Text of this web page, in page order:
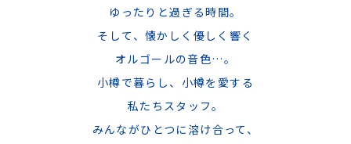
無限オルゴール
オルゴールの歴史
海鳴楼の歩み
ゆったりと過ぎる時間。
そして、懐かしく優しく響く
オルゴールの音色…。
小樽で暮らし、小樽を愛する
私たちスタッフ。
みんながひとつに溶け合って、